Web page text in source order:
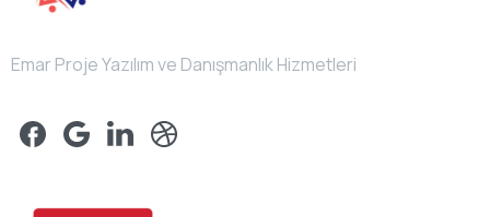
Emar Proje Yazılım ve Danışmanlık Hizmetleri